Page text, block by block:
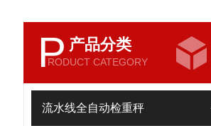
P 产品分类
RODUCT CATEGORY
流水线全自动检重秤